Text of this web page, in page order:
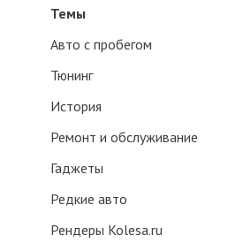
Темы
Авто с пробегом
Тюнинг
История
Ремонт и обслуживание
Гаджеты
Редкие авто
Рендеры Kolesa.ru